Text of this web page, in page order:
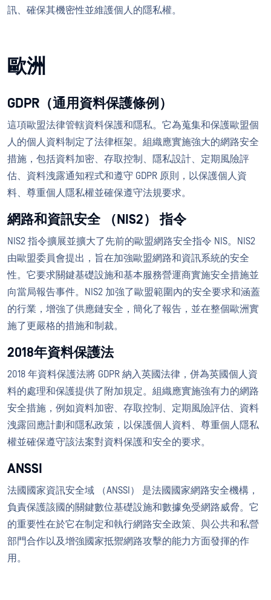
訊、確保其機密性並維護個人的隱私權。
歐洲
GDPR（通用資料保護條例）
這項歐盟法律管轄資料保護和隱私。它為蒐集和保護歐盟個
人的個人資料制定了法律框架。組織應實施強大的網路安全
措施，包括資料加密、存取控制、隱私設計、定期風險評
估、資料洩露通知程式和遵守 GDPR 原則，以保護個人資
料、尊重個人隱私權並確保遵守法規要求。
網路和資訊安全 （NIS2） 指令
NIS2 指令擴展並擴大了先前的歐盟網路安全指令 NIS。NIS2
由歐盟委員會提出，旨在加強歐盟網路和資訊系統的安全
性。它要求關鍵基礎設施和基本服務營運商實施安全措施並
向當局報告事件。NIS2 加強了歐盟範圍內的安全要求和涵蓋
的行業，增強了供應鏈安全，簡化了報告，並在整個歐洲實
施了更嚴格的措施和制裁。
2018年資料保護法
2018 年資料保護法將 GDPR 納入英國法律，併為英國個人資
料的處理和保護提供了附加規定。組織應實施強有力的網路
安全措施，例如資料加密、存取控制、定期風險評估、資料
洩露回應計劃和隱私政策，以保護個人資料、尊重個人隱私
權並確保遵守該法案對資料保護和安全的要求。
ANSSI
法國國家資訊安全域 （ANSSI） 是法國國家網路安全機構，
負責保護該國的關鍵數位基礎設施和數據免受網路威脅。它
的重要性在於它在制定和執行網路安全政策、與公共和私營
部門合作以及增強國家抵禦網路攻擊的能力方面發揮的作
用。